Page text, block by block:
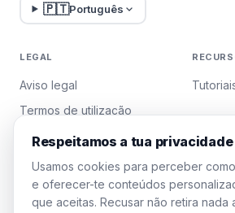
🇵🇹Português
LEGAL
Aviso legal
Termos de utilização
Política de privacidade
Gerir cookies
WAALAXY
Respeitamos a tua privacidade
Usamos cookies para perceber
e oferecer-te conteúdos
que aceitas. Recusar não retira nada